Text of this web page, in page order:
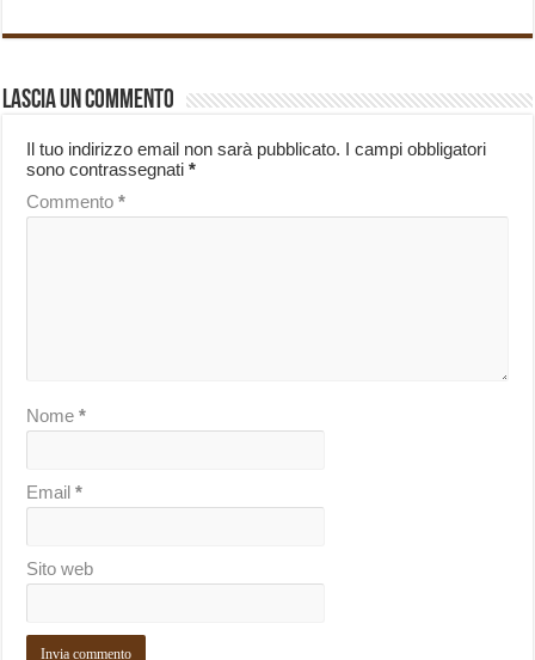
Lascia un commento
Il tuo indirizzo email non sarà pubblicato. I campi obbligatori
sono contrassegnati*
Commento*
Nome*
Email*
Sito web